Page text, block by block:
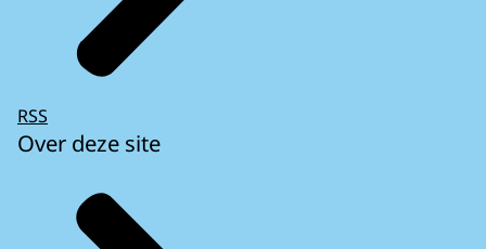
RSS
Over deze site